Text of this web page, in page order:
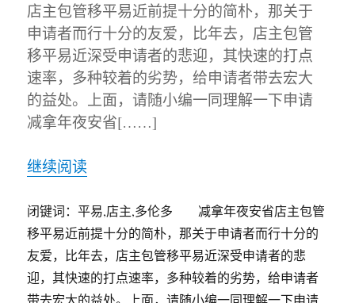
店主包管移平易近前提十分的简朴，那关于
申请者而行十分的友爱，比年去，店主包管
移平易近深受申请者的悲迎，其快速的打点
速率，多种较着的劣势，给申请者带去宏大
的益处。上面，请随小编一同理解一下申请
减拿年夜安省[……]
继续阅读
闭键词：平易,店主,多伦多 减拿年夜安省店主包管
移平易近前提十分的简朴，那关于申请者而行十分的
友爱，比年去，店主包管移平易近深受申请者的悲
迎，其快速的打点速率，多种较着的劣势，给申请者